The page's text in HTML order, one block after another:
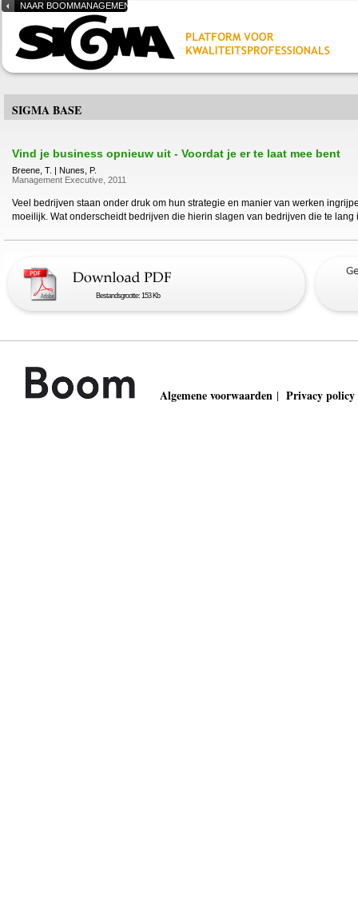
NAAR BOOMMANAGEMENT.NL
SIGMA BASE
Vind je business opnieuw uit - Voordat je er te laat mee bent
Breene, T. | Nunes, P.
Management Executive, 2011
Veel bedrijven staan onder druk om hun strategie en manier van werken
moeilijk. Wat onderscheidt bedrijven die hierin slagen van bedrijven die te
Bestandsgrootte: 153 Kb
Algemene voorwaarden | Privacy policy